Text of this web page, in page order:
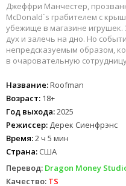
Джеффри Манчестер,
McDonald`s грабителем с
убежище в магазине игрушек.
дух и залечь на дно. Но
непредсказуемым образом,
в очаровательную
Название:Roofman
Возраст: 18+
Год выхода:2025
Режиссер: Дерек Сиенфрэнс
Время:2 ч 5 мин
Страна: США
Перевод: Dragon Money
Качество: TS